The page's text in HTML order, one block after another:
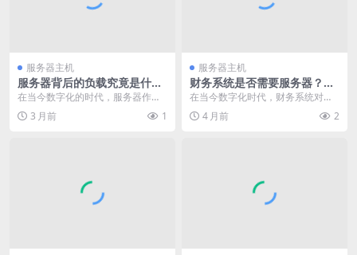
服务器主机
服务器背后的负载究竟是什
么？深入剖析其本质与影响
在当今数字化的时代，服务器作为
承载各类应用和数据的核心基础设
施，扮演着至关重要的...
3 月前 1
服务器主机
财务系统是否需要服务器？一
文带你了解其中奥秘
在当今数字化时代，财务系统对于
企业的财务管理起着至关重要的作
用。它能够帮助企业实...
4 月前 2